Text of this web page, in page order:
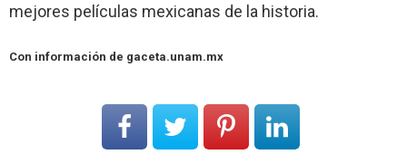
mejores películas mexicanas de la historia.
Con información de gaceta.unam.mx